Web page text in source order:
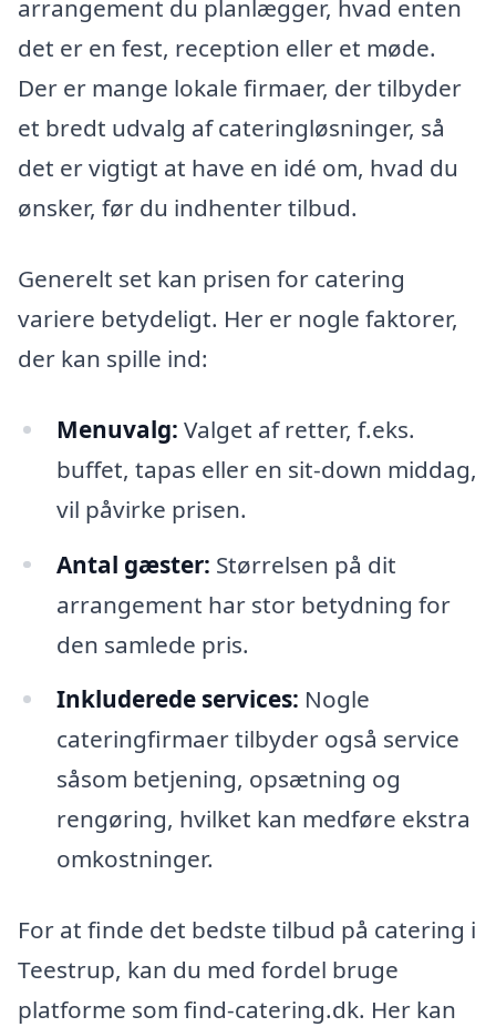
arrangement du planlægger, hvad enten
det er en fest, reception eller et møde.
Der er mange lokale firmaer, der tilbyder
et bredt udvalg af cateringløsninger, så
det er vigtigt at have en idé om, hvad du
ønsker, før du indhenter tilbud.
Generelt set kan prisen for catering
variere betydeligt. Her er nogle faktorer,
der kan spille ind:
Menuvalg: Valget af retter, f.eks.
buffet, tapas eller en sit-down middag,
vil påvirke prisen.
Antal gæster: Størrelsen på dit
arrangement har stor betydning for
den samlede pris.
Inkluderede services: Nogle
cateringfirmaer tilbyder også service
såsom betjening, opsætning og
rengøring, hvilket kan medføre ekstra
omkostninger.
For at finde det bedste tilbud på catering i
Teestrup, kan du med fordel bruge
platforme som find-catering.dk. Her kan